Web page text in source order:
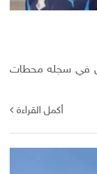
العمر ٥٣ عاما، ويحمل في سجله محطات
أكمل القراءة